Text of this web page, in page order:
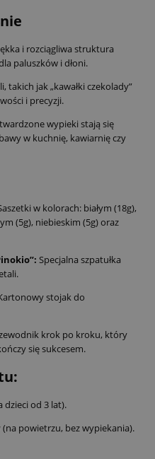
i rozciągliwa struktura
paluszków i dłoni.
takich jak „kawałki czekolady”
i precyzji.
wypieki stają się
w kuchnię, kawiarnię czy
w kolorach: białym (18g),
(5g), niebieskim (5g) oraz
Specjalna szpatułka
stojak do
krok po kroku, który
się sukcesem.
dzieci od 3 lat).
(na powietrzu, bez wypiekania).